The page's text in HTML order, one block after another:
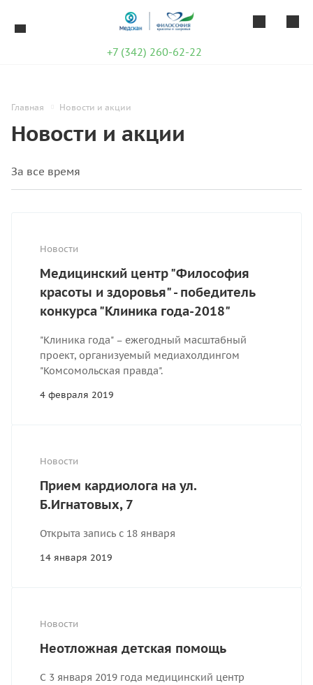
+7 (342) 260-62-22
Главная Новости и акции
Новости и акции
Новости
Медицинский центр "Философия
красоты и здоровья" - победитель
конкурса "Клиника года-2018"
"Клиника года" – ежегодный масштабный
проект, организуемый медиахолдингом
"Комсомольская правда".
4 февраля 2019
Новости
Прием кардиолога на ул.
Б.Игнатовых, 7
Открыта запись с 18 января
14 января 2019
Новости
Неотложная детская помощь
С 3 января 2019 года медицинский центр